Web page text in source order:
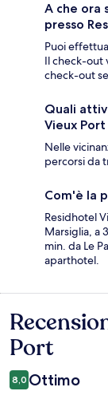
A che ora
presso
Puoi
Il check-out
check-out
Quali
Vieux
Nelle
percorsi da
Com'è la
Residhotel
Marsiglia, a
min. da Le
aparthotel.
Recensioni
Port
8,0 Ottimo